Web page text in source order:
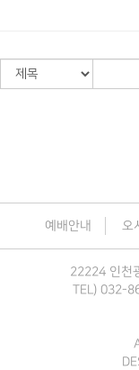
예배안내 오
22224 인천
TEL) 032-